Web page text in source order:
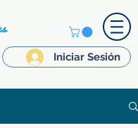
Iniciar Sesión